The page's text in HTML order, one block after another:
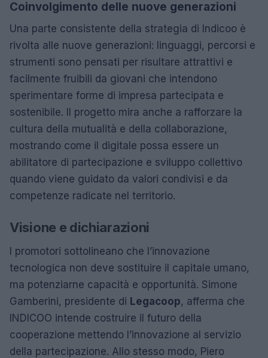
Coinvolgimento delle nuove generazioni
Una parte consistente della strategia di Indicoo è
rivolta alle nuove generazioni: linguaggi, percorsi e
strumenti sono pensati per risultare attrattivi e
facilmente fruibili da giovani che intendono
sperimentare forme di impresa partecipata e
sostenibile. Il progetto mira anche a rafforzare la
cultura della mutualità e della collaborazione,
mostrando come il digitale possa essere un
abilitatore di partecipazione e sviluppo collettivo
quando viene guidato da valori condivisi e da
competenze radicate nel territorio.
Visione e dichiarazioni
I promotori sottolineano che l’innovazione
tecnologica non deve sostituire il capitale umano,
ma potenziarne capacità e opportunità. Simone
Gamberini, presidente di Legacoop, afferma che
INDICOO intende costruire il futuro della
cooperazione mettendo l’innovazione al servizio
della partecipazione. Allo stesso modo, Piero